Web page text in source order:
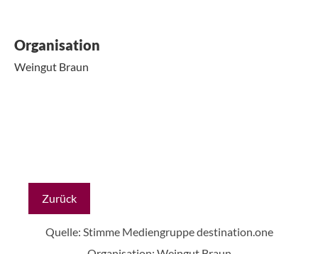
Organisation
Weingut Braun
Zurück
Quelle: Stimme Mediengruppedestination.one